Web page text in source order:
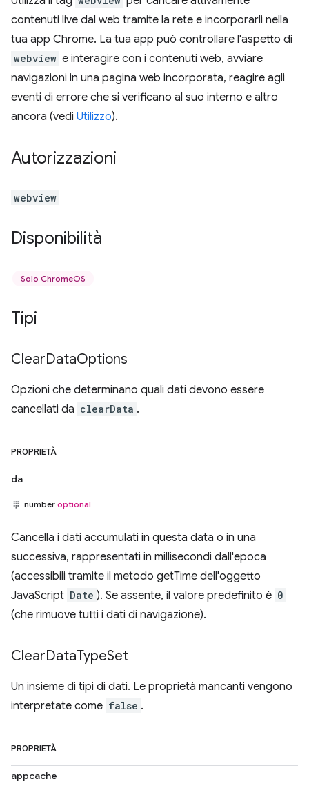
contenuti live dal web tramite la rete e incorporarli nella
tua app Chrome. La tua app può controllare l'aspetto di
webview e interagire con i contenuti web, avviare
navigazioni in una pagina web incorporata, reagire agli
eventi di errore che si verificano al suo interno e altro
ancora (vedi Utilizzo).
Autorizzazioni
webview
Disponibilità
Solo ChromeOS
Tipi
ClearDataOptions
Opzioni che determinano quali dati devono essere
cancellati da clearData .
PROPRIETÀ
da
number optional
Cancella i dati accumulati in questa data o in una
successiva, rappresentati in millisecondi dall'epoca
(accessibili tramite il metodo getTime dell'oggetto
JavaScript Date ). Se assente, il valore predefinito è 0
(che rimuove tutti i dati di navigazione).
ClearDataTypeSet
Un insieme di tipi di dati. Le proprietà mancanti vengono
interpretate come false .
PROPRIETÀ
appcache